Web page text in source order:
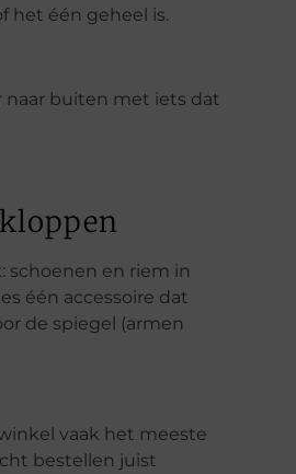
het één geheel is.
naar buiten met iets dat
schoenen en riem in
één accessoire dat
de spiegel (armen
vaak het meeste
bestellen juist